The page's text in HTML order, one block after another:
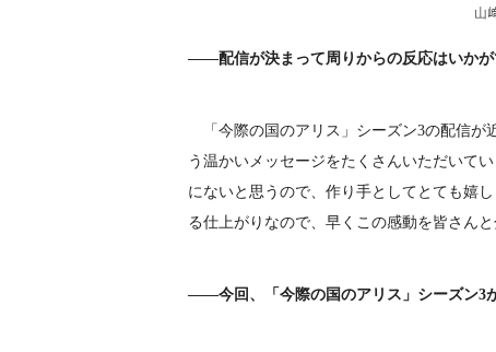
山
――配信が決まって周りからの反応はいかが
「今際の国のアリス」シーズン3の配信が
う温かいメッセージをたくさんいただいて
にないと思うので、作り手としてとても嬉
る仕上がりなので、早くこの感動を皆さん
――今回、「今際の国のアリス」シーズン3